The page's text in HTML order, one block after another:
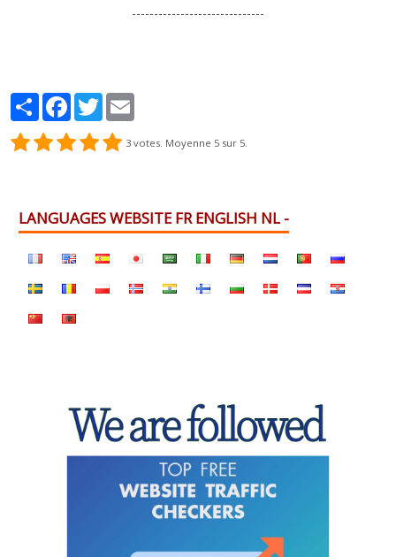
------------------------------
PartagerFacebook
Twitter
3 votes. Moyenne 5 sur 5.
LANGUAGES WEBSITE FR ENGLISH NL -